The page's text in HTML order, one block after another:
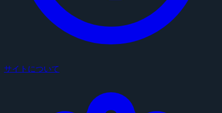
サイトについて